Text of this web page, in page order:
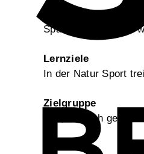
Die Yoga-Session
Spaziergang treffen
Lernziele
In der Natur Sport
Zielgruppe
Alle, die sich gerne